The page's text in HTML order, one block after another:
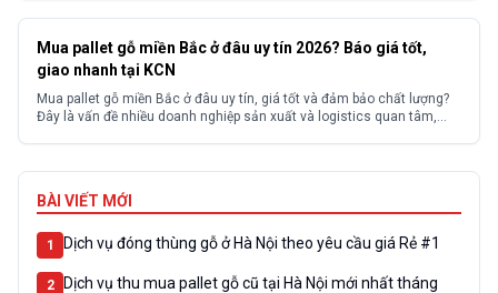
Mua pallet gỗ miền Bắc ở đâu uy tín 2026? Báo giá tốt,
giao nhanh tại KCN
Mua pallet gỗ miền Bắc ở đâu uy tín, giá tốt và đảm bảo chất lượng?
Đây là vấn đề nhiều doanh nghiệp sản xuất và logistics quan tâm,
BÀI VIẾT MỚI
1 Dịch vụ đóng thùng gỗ ở Hà Nội theo yêu cầu giá Rẻ #1
2
Dịch vụ thu mua pallet gỗ cũ tại Hà Nội mới nhất tháng